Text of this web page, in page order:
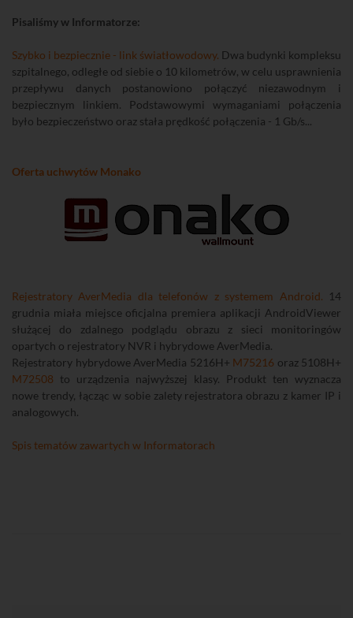
Pisaliśmy w Informatorze:
Szybko i bezpiecznie - link światłowodowy. Dwa budynki kompleksu
szpitalnego, odległe od siebie o 10 kilometrów, w celu usprawnienia
przepływu danych postanowiono połączyć niezawodnym i
bezpiecznym linkiem. Podstawowymi wymaganiami połączenia
było bezpieczeństwo oraz stała prędkość połączenia - 1 Gb/s...
Oferta uchwytów Monako
Rejestratory AverMedia dla telefonów z systemem Android. 14
grudnia miała miejsce oficjalna premiera aplikacji AndroidViewer
służącej do zdalnego podglądu obrazu z sieci monitoringów
opartych o rejestratory NVR i hybrydowe AverMedia.
Rejestratory hybrydowe AverMedia 5216H+ M75216 oraz 5108H+
M72508 to urządzenia najwyższej klasy. Produkt ten wyznacza
nowe trendy, łącząc w sobie zalety rejestratora obrazu z kamer IP i
analogowych.
Spis tematów zawartych w Informatorach